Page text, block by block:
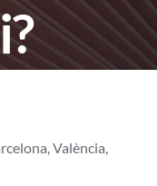
​​València,